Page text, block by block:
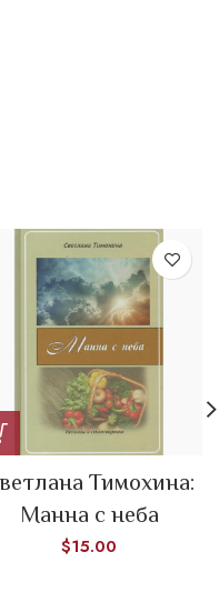
Тимохина:
Манна с неба
$15.00